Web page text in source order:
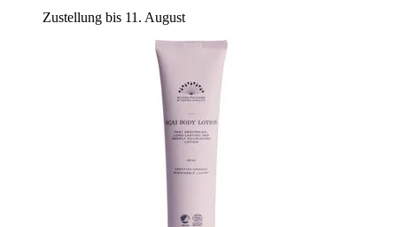
Zustellung bis 11. August